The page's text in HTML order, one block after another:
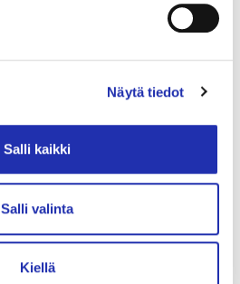
Näytä tiedot
Salli kaikki
Salli valinta
Kiellä